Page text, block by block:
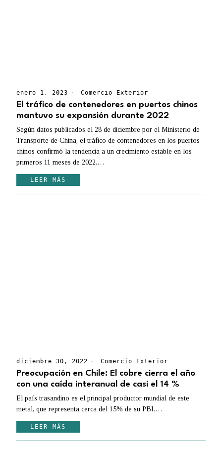
enero 1, 2023 Comercio Exterior
El tráfico de contenedores en puertos chinos
mantuvo su expansión durante 2022
Según datos publicados el 28 de diciembre por el Ministerio de
Transporte de China, el tráfico de contenedores en los puertos
chinos confirmó la tendencia a un crecimiento estable en los
primeros 11 meses de 2022.…
LEER MÁS
diciembre 30, 2022 Comercio Exterior
Preocupación en Chile: El cobre cierra el año
con una caída interanual de casi el 14 %
El país trasandino es el principal productor mundial de este
metal, que representa cerca del 15% de su PBI.…
LEER MÁS